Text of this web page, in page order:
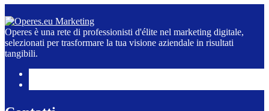
Operes è una rete di professionisti d'élite nel marketing digitale,
selezionati per trasformare la tua visione aziendale in risultati
tangibili.